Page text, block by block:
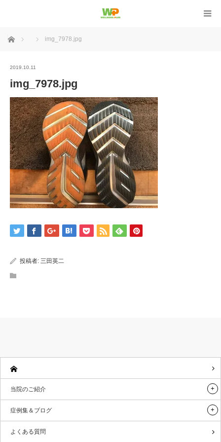
ホーム img_7978.jpg
2019.10.11
img_7978.jpg
投稿者: 三田英二
当院のご紹介
症例集＆ブログ
よくある質問